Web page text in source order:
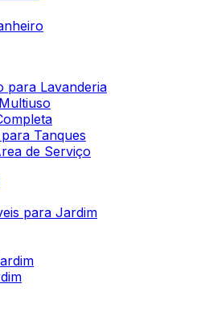
para Lavanderia
Tanques
de Serviço
para Jardim